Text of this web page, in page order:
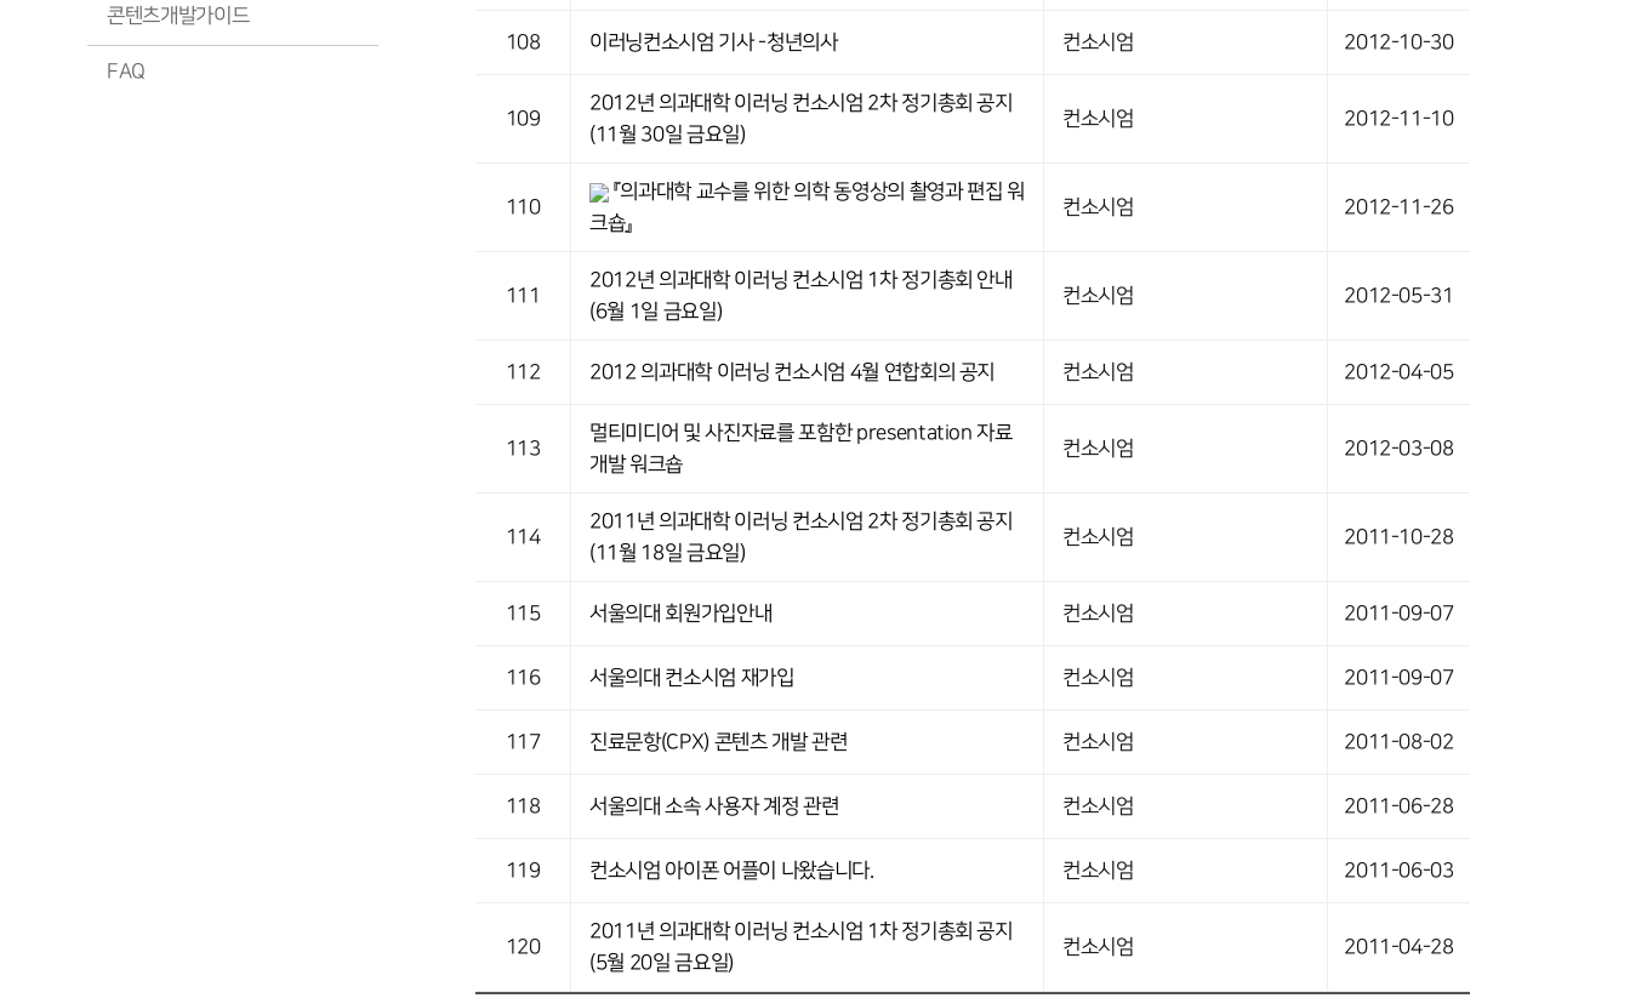
콘텐츠개발가이드
FAQ
108 이러닝컨소시엄 기사 -청년의사 컨소시엄 2012-10-30
109
2012년 의과대학 이러닝 컨소시엄 2차 정기총회 공지
(11월 30일 금요일)
컨소시엄 2012-11-10
110
『의과대학 교수를 위한 의학 동영상의 촬영과 편집 워
크숍』
컨소시엄 2012-11-26
111
2012년 의과대학 이러닝 컨소시엄 1차 정기총회 안내
(6월 1일 금요일)
컨소시엄 2012-05-31
112 2012 의과대학 이러닝 컨소시엄 4월 연합회의 공지 컨소시엄 2012-04-05
113
멀티미디어 및 사진자료를 포함한 presentation 자료
개발 워크숍
컨소시엄 2012-03-08
114
2011년 의과대학 이러닝 컨소시엄 2차 정기총회 공지
(11월 18일 금요일)
컨소시엄 2011-10-28
115 서울의대 회원가입안내 컨소시엄 2011-09-07
116 서울의대 컨소시엄 재가입 컨소시엄 2011-09-07
117 진료문항(CPX) 콘텐츠 개발 관련 컨소시엄 2011-08-02
118 서울의대 소속 사용자 계정 관련 컨소시엄 2011-06-28
119 컨소시엄 아이폰 어플이 나왔습니다. 컨소시엄 2011-06-03
120
2011년 의과대학 이러닝 컨소시엄 1차 정기총회 공지
(5월 20일 금요일)
컨소시엄 2011-04-28